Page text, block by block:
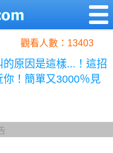
觀看人數：13403
原因是這樣...！這招
！簡單又3000％見